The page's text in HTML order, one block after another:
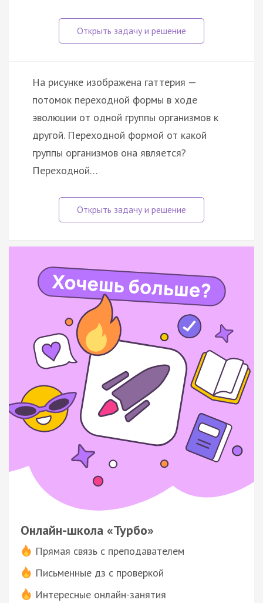
На рисунке изображена гаттерия —
потомок переходной формы в ходе
эволюции от одной группы организмов к
другой. Переходной формой от какой
группы организмов она является?
Переходной…
Онлайн-школа «Турбо»
Прямая связь с преподавателем
Письменные дз с проверкой
Интересные онлайн-занятия